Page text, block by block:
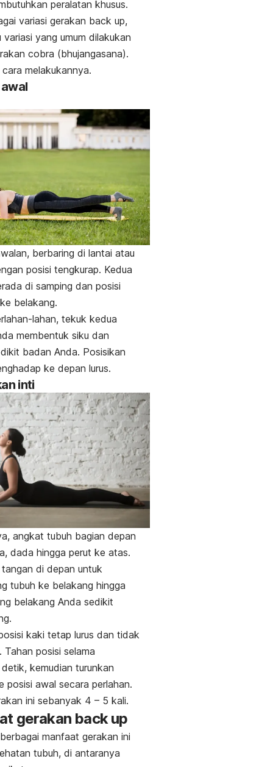
peralatan khusus.
variasi gerakan back up,
variasi yang umum dilakukan
cobra (bhujangasana).
melakukannya.
awal
berbaring di lantai atau
posisi tengkurap. Kedua
di samping dan posisi
belakang.
lahan, tekuk kedua
membentuk siku dan
badan Anda. Posisikan
ke depan lurus.
inti
angkat tubuh bagian depan
dada hingga perut ke atas.
di depan untuk
tubuh ke belakang hingga
belakang Anda sedikit
kaki tetap lurus dan tidak
Tahan posisi selama
kemudian turunkan
posisi awal secara perlahan.
ini sebanyak 4 – 5 kali.
gerakan back up
manfaat gerakan ini
tubuh, di antaranya